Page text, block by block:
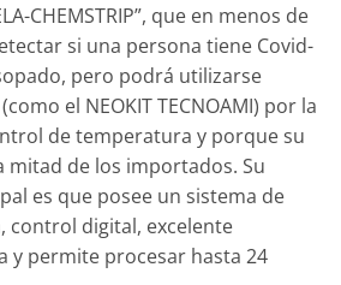
CHEMSTRIP”, que en menos de
si una persona tiene Covid-
pero podrá utilizarse
el NEOKIT TECNOAMI) por la
de temperatura y porque su
mitad de los importados. Su
es que posee un sistema de
control digital, excelente
y permite procesar hasta 24